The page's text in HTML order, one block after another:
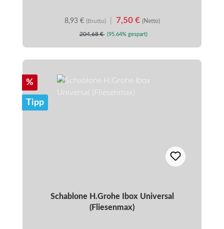
8,93 € (Brutto) 7,50 € (Netto)
204,68 € (95.64% gespart)
Rabatt
%
Tipp
Schablone H.Grohe Ibox Universal
(Fliesenmax)